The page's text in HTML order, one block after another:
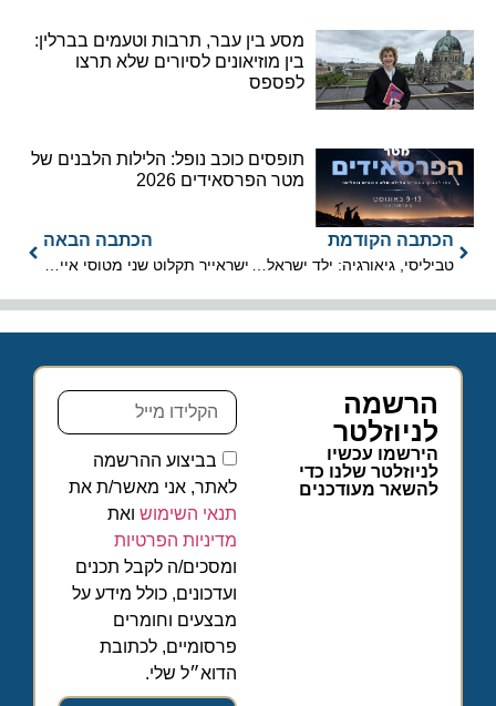
מסע בין עבר, תרבות וטעמים בברלין:
בין מוזיאונים לסיורים שלא תרצו
לפספס
תופסים כוכב נופל: הלילות הלבנים של
מטר הפרסאידים 2026
הכתבה הקודמת
טביליסי, גיאורגיה: ילד ישראלי נפל מקומה שלישית במלון ונהרג
הכתבה הבאה
ישראייר תקלוט שני מטוסי איירבוס A320 בחכירה יבשה
הרשמה
לניוזלטר
הירשמו עכשיו
לניוזלטר שלנו כדי
להשאר מעודכנים
בביצוע ההרשמה
לאתר, אני מאשר/ת את
תנאי השימושואת
מדיניות הפרטיות
ומסכים/ה לקבל תכנים
ועדכונים, כולל מידע על
מבצעים וחומרים
פרסומיים, לכתובת
הדוא״ל שלי.